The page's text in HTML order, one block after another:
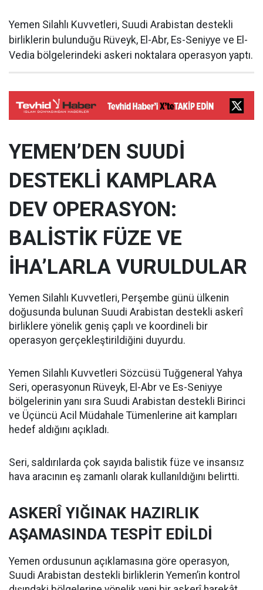
Yemen Silahlı Kuvvetleri, Suudi Arabistan destekli
birliklerin bulunduğu Rüveyk, El-Abr, Es-Seniyye ve El-
Vedia bölgelerindeki askeri noktalara operasyon yaptı.
YEMEN’DEN SUUDİ
DESTEKLİ KAMPLARA
DEV OPERASYON:
BALİSTİK FÜZE VE
İHA’LARLA VURULDULAR
Yemen Silahlı Kuvvetleri, Perşembe günü ülkenin
doğusunda bulunan Suudi Arabistan destekli askerî
birliklere yönelik geniş çaplı ve koordineli bir
operasyon gerçekleştirildiğini duyurdu.
Yemen Silahlı Kuvvetleri Sözcüsü Tuğgeneral Yahya
Seri, operasyonun Rüveyk, El-Abr ve Es-Seniyye
bölgelerinin yanı sıra Suudi Arabistan destekli Birinci
ve Üçüncü Acil Müdahale Tümenlerine ait kampları
hedef aldığını açıkladı.
Seri, saldırılarda çok sayıda balistik füze ve insansız
hava aracının eş zamanlı olarak kullanıldığını belirtti.
ASKERÎ YIĞINAK HAZIRLIK
AŞAMASINDA TESPİT EDİLDİ
Yemen ordusunun açıklamasına göre operasyon,
Suudi Arabistan destekli birliklerin Yemen’in kontrol